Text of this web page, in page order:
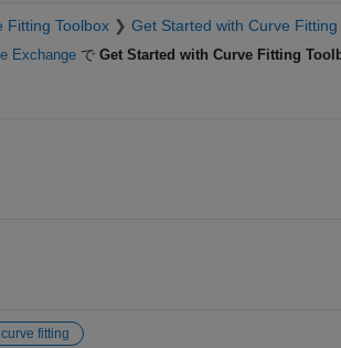
Fitting Toolbox Get Started with Curve Fitting
Exchangeで Get Started with Curve Fitting
curve fitting